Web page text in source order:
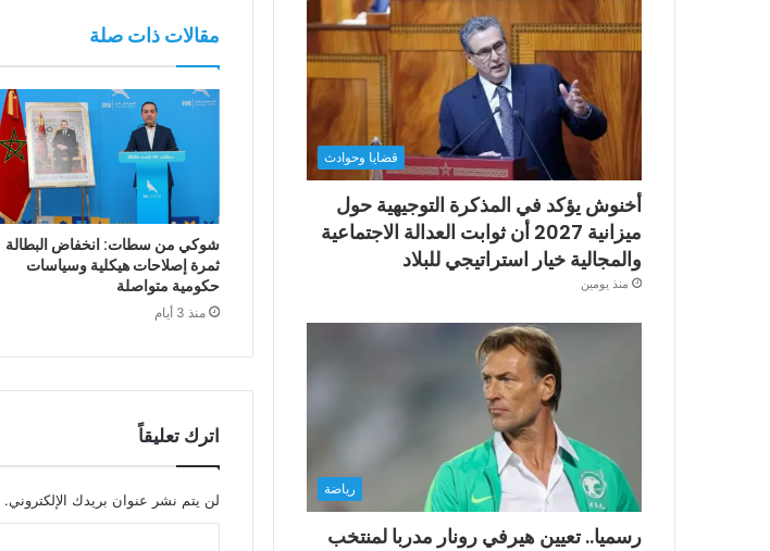
مقالات ذات صلة
شوكي من سطات: انخفاض البطالة
ثمرة إصلاحات هيكلية وسياسات
حكومية متواصلة
منذ 3 أيام
اترك تعليقاً
لن يتم نشر عنوان بريدك الإلكتروني.
قضايا وحوادث
أخنوش يؤكد في المذكرة التوجيهية حول
ميزانية 2027 أن ثوابت العدالة الاجتماعية
والمجالية خيار استراتيجي للبلاد
منذ يومين
رياضة
رسميا.. تعيين هيرفي رونار مدربا لمنتخب